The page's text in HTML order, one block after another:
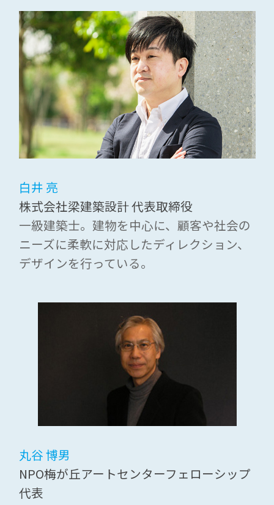
白井 亮
株式会社梁建築設計 代表取締役
一級建築士。建物を中心に、顧客や社会の
ニーズに柔軟に対応したディレクション、
デザインを行っている。
丸谷 博男
NPO梅が丘アートセンターフェローシップ
代表